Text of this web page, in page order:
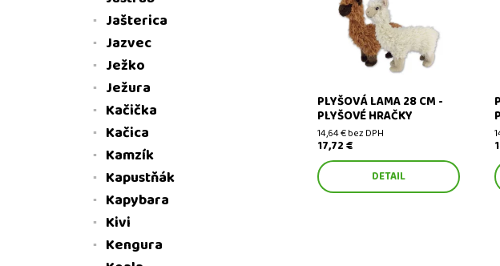
Plyšová lama 28 cm - plyšové
hračky
PLYŠOVÁ LAMA 28 CM -
PLYŠOVÉ HRAČKY
14,64 € bez DPH
17,72 €
DETAIL
Jašterica
Jazvec
Ježko
Ježura
Kačička
Kačica
Kamzík
Kapustňák
Kapybara
Kivi
Kengura